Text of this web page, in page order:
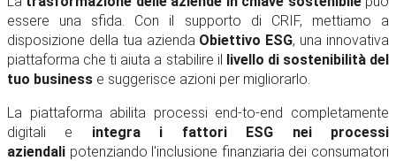
essere una sfida. Con il supporto di CRIF, mettiamo a
disposizione della tua azienda Obiettivo ESG, una innovativa
piattaforma che ti aiuta a stabilire il livello di sostenibilità del
tuo business e suggerisce azioni per migliorarlo.
La piattaforma abilita processi end-to-end completamente
digitali e integra i fattori ESG nei processi
aziendali potenziando l'inclusione finanziaria dei consumatori